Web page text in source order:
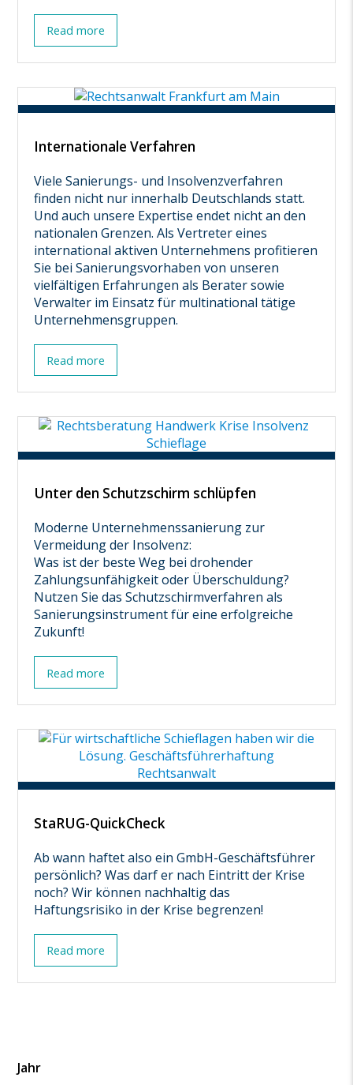
Read more
Internationale Verfahren
Viele Sanierungs- und Insolvenzverfahren
finden nicht nur innerhalb Deutschlands statt.
Und auch unsere Expertise endet nicht an den
nationalen Grenzen. Als Vertreter eines
international aktiven Unternehmens profitieren
Sie bei Sanierungsvorhaben von unseren
vielfältigen Erfahrungen als Berater sowie
Verwalter im Einsatz für multinational tätige
Unternehmensgruppen.
Read more
Unter den Schutzschirm schlüpfen
Moderne Unternehmenssanierung zur
Vermeidung der Insolvenz:
Was ist der beste Weg bei drohender
Zahlungsunfähigkeit oder Überschuldung?
Nutzen Sie das Schutzschirmverfahren als
Sanierungsinstrument für eine erfolgreiche
Zukunft!
Read more
StaRUG-QuickCheck
Ab wann haftet also ein GmbH-Geschäftsführer
persönlich? Was darf er nach Eintritt der Krise
noch? Wir können nachhaltig das
Haftungsrisiko in der Krise begrenzen!
Read more
Jahr